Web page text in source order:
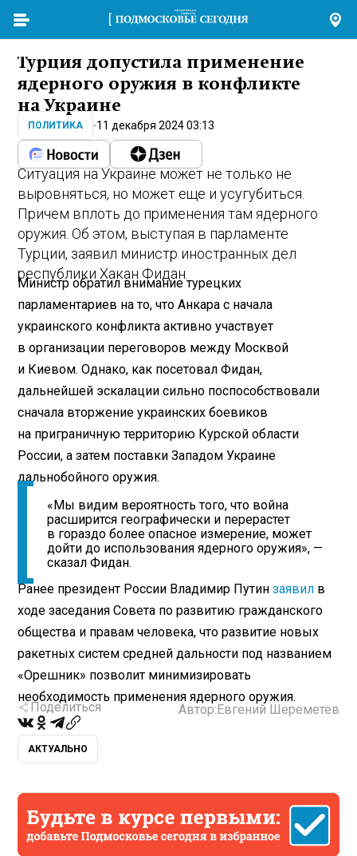
Турция допустила применение
ядерного оружия в конфликте
на Украине
ПОЛИТИКА 11 декабря 2024 03:13
Ситуация на Украине может не только не
выровняться, но может еще и усугубиться.
Причем вплоть до применения там ядерного
оружия. Об этом, выступая в парламенте
Турции, заявил министр иностранных дел
республики Хакан Фидан.
Министр обратил внимание турецких
парламентариев на то, что Анкара с начала
украинского конфликта активно участвует
в организации переговоров между Москвой
и Киевом. Однако, как посетовал Фидан,
дальнейшей эскалации сильно поспособствовали
сначала вторжение украинских боевиков
на приграничную территорию Курской области
России, а затем поставки Западом Украине
дальнобойного оружия.
«Мы видим вероятность того, что война
расширится географически и перерастет
в гораздо более опасное измерение, может
дойти до использования ядерного оружия», —
сказал Фидан.
Ранее президент России Владимир Путинзаявил в
ходе заседания Совета по развитию гражданского
общества и правам человека, что развитие новых
ракетных систем средней дальности под названием
«Орешник» позволит минимизировать
необходимость применения ядерного оружия.
Поделиться Автор: Евгений Шереметев
АКТУАЛЬНО